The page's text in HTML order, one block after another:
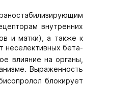
внутренних
и матки), а также к
неселективных бета-
влияние на органы,
Выраженность
блокирует